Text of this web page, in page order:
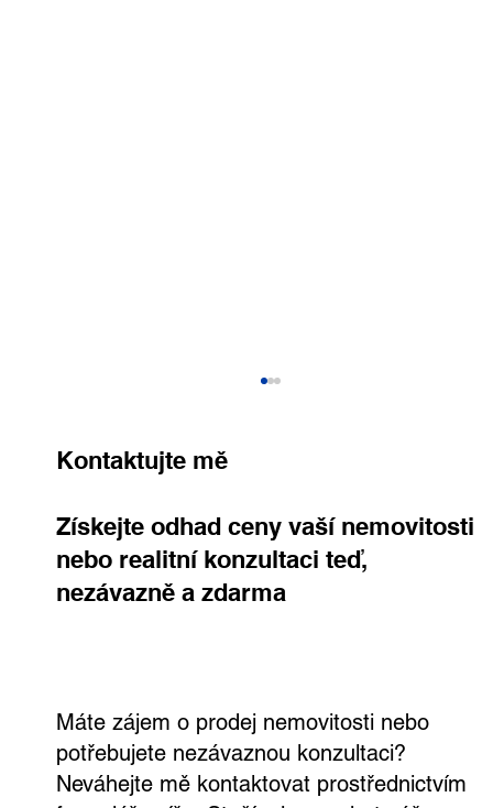
Kontaktujte mě
Získejte odhad ceny vaší nemovitosti
nebo realitní konzultaci teď,
nezávazně a zdarma
Máte zájem o prodej nemovitosti nebo
potřebujete nezávaznou konzultaci?
Neváhejte mě kontaktovat prostřednictvím